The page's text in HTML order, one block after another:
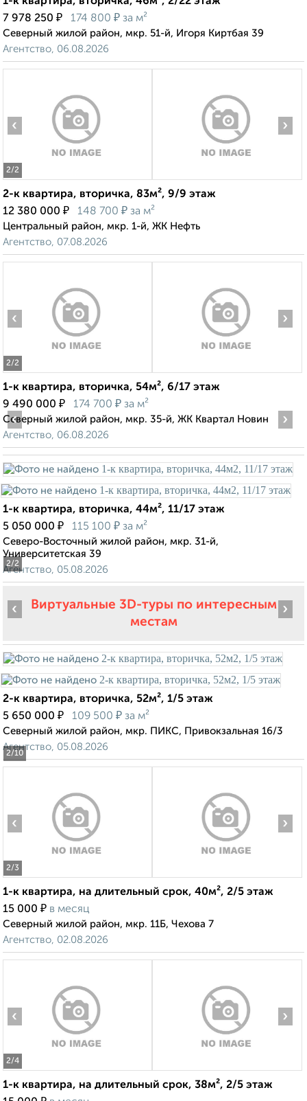
7 978 250 ₽ 174 800 ₽ за м²
Северный жилой район, мкр. 51-й, Игоря Киртбая 39
Агентство, 06.08.2026
2/2
‹ ›
2-к квартира, вторичка, 83м², 9/9 этаж
12 380 000 ₽ 148 700 ₽ за м²
Центральный район, мкр. 1-й, ЖК Нефть
Агентство, 07.08.2026
2/2
‹ ›
1-к квартира, вторичка, 54м², 6/17 этаж
9 490 000 ₽ 174 700 ₽ за м²
Северный жилой район, мкр. 35-й, ЖК Квартал Новин
Агентство, 06.08.2026
2/2
‹ ›
1-к квартира, вторичка, 44м², 11/17 этаж
5 050 000 ₽ 115 100 ₽ за м²
Северо-Восточный жилой район, мкр. 31-й,
Университетская 39
Агентство, 05.08.2026
Виртуальные 3D-туры по интересным
местам
2/10
‹ ›
2-к квартира, вторичка, 52м², 1/5 этаж
5 650 000 ₽ 109 500 ₽ за м²
Северный жилой район, мкр. ПИКС, Привокзальная 16/3
Агентство, 05.08.2026
2/3
‹ ›
1-к квартира, на длительный срок, 40м², 2/5 этаж
15 000 ₽ в месяц
Северный жилой район, мкр. 11Б, Чехова 7
Агентство, 02.08.2026
2/4
‹ ›
1-к квартира, на длительный срок, 38м², 2/5 этаж